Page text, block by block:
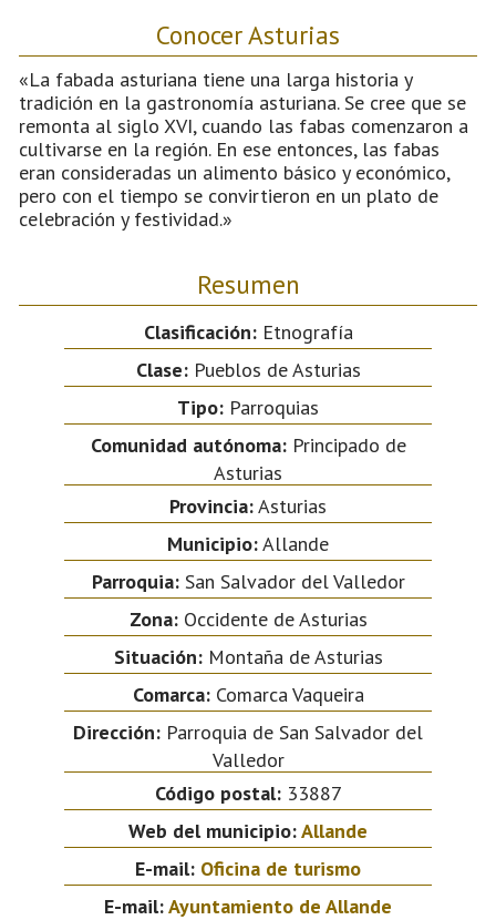
Conocer Asturias
«La fabada asturiana tiene una larga historia y
tradición en la gastronomía asturiana. Se cree que se
remonta al siglo XVI, cuando las fabas comenzaron a
cultivarse en la región. En ese entonces, las fabas
eran consideradas un alimento básico y económico,
pero con el tiempo se convirtieron en un plato de
celebración y festividad.»
Resumen
Clasificación:Etnografía
Clase:Pueblos de Asturias
Tipo: Parroquias
Comunidad autónoma:Principado de
Asturias
Provincia:Asturias
Municipio:Allande
Parroquia:San Salvador del Valledor
Zona:Occidente de Asturias
Situación:Montaña de Asturias
Comarca:Comarca Vaqueira
Dirección: Parroquia de San Salvador del
Valledor
Código postal:33887
Web del municipio:Allande
E-mail: Oficina de turismo
E-mail:Ayuntamiento de Allande